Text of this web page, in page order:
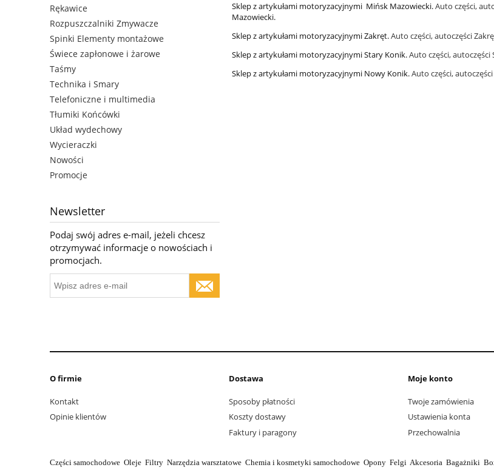
Rękawice
Rozpuszczalniki Zmywacze
Spinki Elementy montażowe
Świece zapłonowe i żarowe
Taśmy
Technika i Smary
Telefoniczne i multimedia
Tłumiki Końcówki
Układ wydechowy
Wycieraczki
Nowości
Promocje
Newsletter
Podaj swój adres e-mail, jeżeli chcesz
otrzymywać informacje o nowościach i
promocjach.
Sklep z artykułami motoryzacyjnymi Mińsk Mazowiecki.Auto części,
Mazowiecki.
Sklep z artykułami motoryzacyjnymi Zakręt.Auto części, autoczęści
Sklep z artykułami motoryzacyjnymi Stary Konik.Auto części, autoczęści
Sklep z artykułami motoryzacyjnymi Nowy Konik.Auto części,
O firmie
Kontakt
Opinie klientów
Dostawa
Sposoby płatności
Koszty dostawy
Faktury i paragony
Moje konto
Twoje zamówienia
Ustawienia konta
Przechowalnia
Części samochodowe Oleje Filtry Narzędzia warsztatowe Chemia i kosmetyki samochodowe Opony Felgi Akcesoria Bagażniki